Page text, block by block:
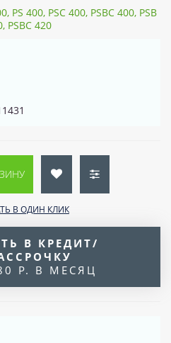
PS 400, PSC 400, PSBC 400, PSB
PSBC 420
В ОДИН КЛИК
В КРЕДИТ/
Р. В МЕСЯЦ